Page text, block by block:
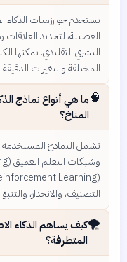
تستخدم خوارزميات الذكاء
العصبية، لتحديد
البشري التقليدي. يمكنها
المختلفة والتغيرات
🧠ما هي أنواع نماذج
المناخ؟
التصنيف، والانحدار،
🌪️كيف يساهم الذكاء
المتطرفة؟